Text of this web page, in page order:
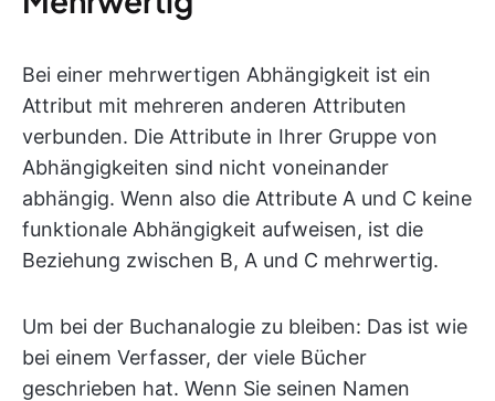
Bei einer mehrwertigen Abhängigkeit ist ein
Attribut mit mehreren anderen Attributen
verbunden. Die Attribute in Ihrer Gruppe von
Abhängigkeiten sind nicht voneinander
abhängig. Wenn also die Attribute A und C keine
funktionale Abhängigkeit aufweisen, ist die
Beziehung zwischen B, A und C mehrwertig.
Um bei der Buchanalogie zu bleiben: Das ist wie
bei einem Verfasser, der viele Bücher
geschrieben hat. Wenn Sie seinen Namen